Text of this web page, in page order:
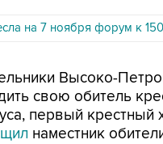
на 7 ноября форум к
Высоко-
свою обитель
первый крестный
наместник